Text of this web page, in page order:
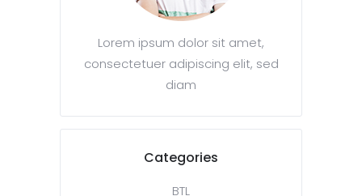
Lorem ipsum dolor sit amet,
consectetuer adipiscing elit, sed
diam
Categories
BTL